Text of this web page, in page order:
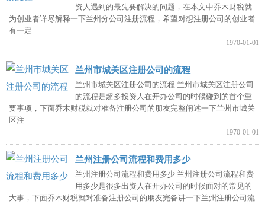
资人遇到的最先要解决的问题，在本文中乔木财税就
为创业者详尽解释一下兰州分公司注册流程，希望对想注册公司的创业者
有一定
1970-01-01
兰州市城关区注册公司的流程
兰州市城关区注册公司的流程 兰州市城关区注册公司
的流程是超多投资人在开办公司的时候碰到的首个重
要事项，下面乔木财税就对准备注册公司的朋友完整阐述一下兰州市城关
区注
1970-01-01
兰州注册公司流程和费用多少
兰州注册公司流程和费用多少 兰州注册公司流程和费
用多少是很多出资人在开办公司的时候面对的常见的
大事，下面乔木财税就对准备注册公司的朋友完备讲一下兰州注册公司流